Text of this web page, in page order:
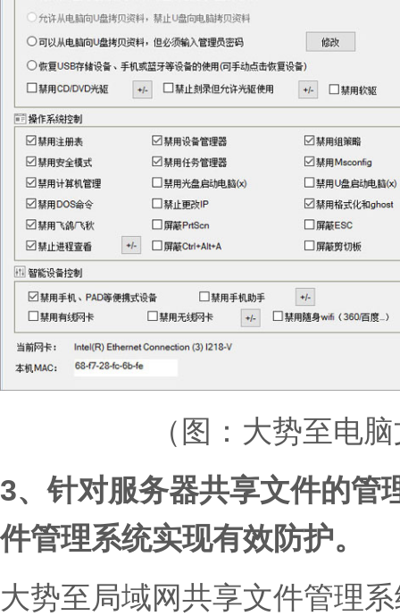
（图：大势至电
3、针对服务器共享文件的管
件管理系统实现有效防护。
大势至局域网共享文件管理